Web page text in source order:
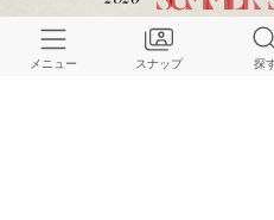
メニュー スナップ 探